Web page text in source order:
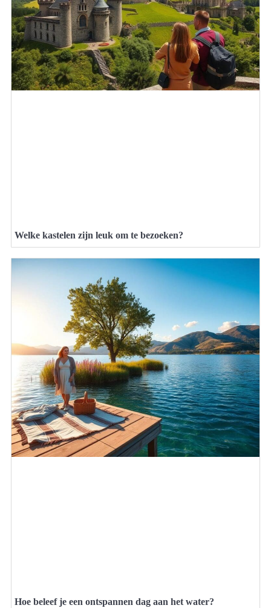
Welke kastelen zijn leuk om te bezoeken?
Hoe beleef je een ontspannen dag aan het water?